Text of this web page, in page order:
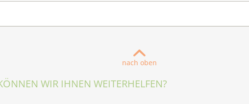
nach oben
WIR IHNEN WEITERHELFEN?